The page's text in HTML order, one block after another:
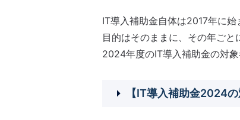
IT導入補助金自体は2017年に
目的はそのままに、その年ごと
2024年度のIT導入補助金の対
【IT導入補助金2024の